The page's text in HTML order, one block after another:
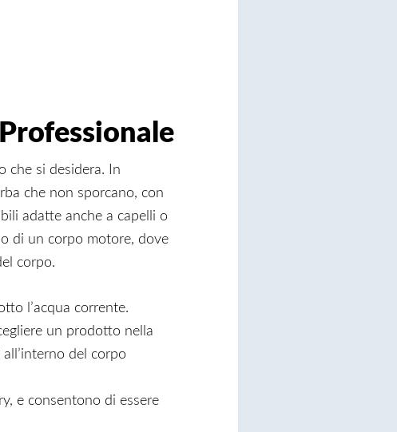
che si desidera. In
che non sporcano, con
adatte anche a capelli o
di un corpo motore, dove
corpo.
l’acqua corrente.
un prodotto nella
del corpo
e consentono di essere